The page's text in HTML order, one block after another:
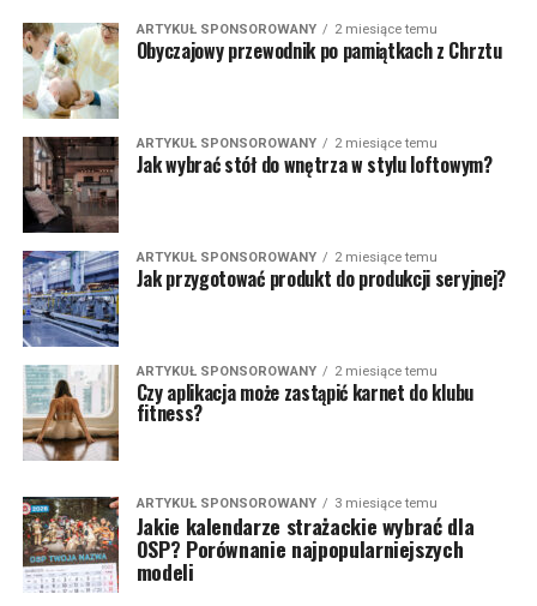
ARTYKUŁ SPONSOROWANY 2 miesiące temu
Obyczajowy przewodnik po pamiątkach z Chrztu
ARTYKUŁ SPONSOROWANY 2 miesiące temu
Jak wybrać stół do wnętrza w stylu loftowym?
ARTYKUŁ SPONSOROWANY 2 miesiące temu
Jak przygotować produkt do produkcji seryjnej?
ARTYKUŁ SPONSOROWANY 2 miesiące temu
Czy aplikacja może zastąpić karnet do klubu
fitness?
ARTYKUŁ SPONSOROWANY 3 miesiące temu
Jakie kalendarze strażackie wybrać dla
OSP? Porównanie najpopularniejszych
modeli